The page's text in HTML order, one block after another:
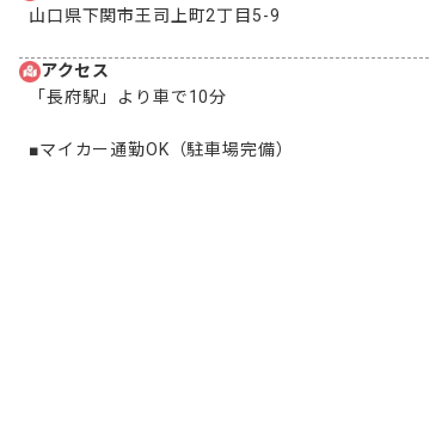
山口県下関市王司上町2丁目5-9
アクセス
「長府駅」より車で10分
■マイカー通勤OK（駐車場完備）